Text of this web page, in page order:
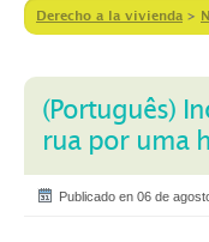
Derecho a la vivienda >
(Português)
rua por uma
Publicado en 06 de